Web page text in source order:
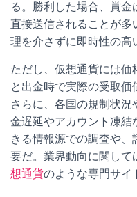
る。勝利した場合、賞
直接送信されることが
理を介さずに即時性の高
ただし、仮想通貨には
と出金時で実際の受取価
さらに、各国の規制状
金遅延やアカウント凍結
きる情報源での調査や
要だ。業界動向に関して
想通貨のような専門サイ